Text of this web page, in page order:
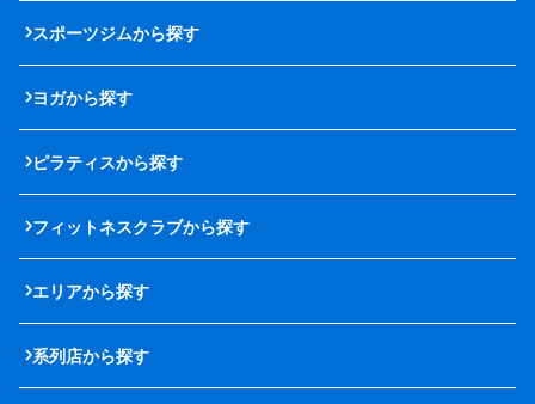
スポーツジムから探す
ヨガから探す
ピラティスから探す
フィットネスクラブから探す
エリアから探す
系列店から探す